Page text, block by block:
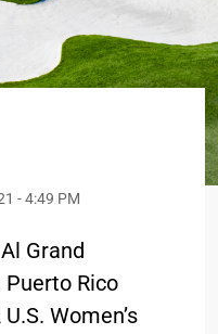
- 4:49 PM
Grand
Puerto Rico
Women’s